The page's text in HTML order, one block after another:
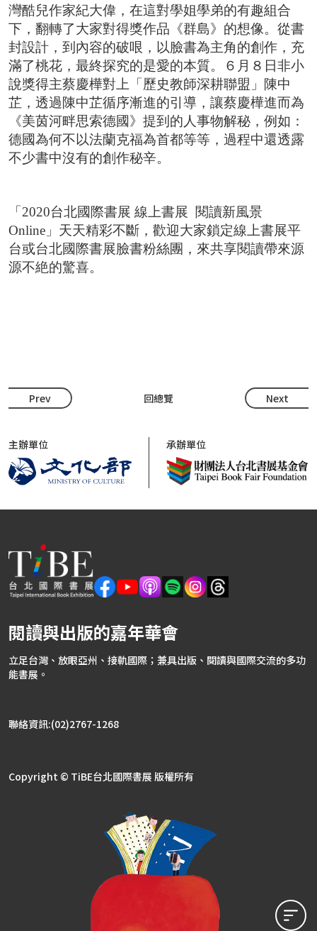
灣酷兒作家紀大偉，在這對學姐學弟的有趣組合
下，翻轉了大家對得獎作品《群島》的想像。從書
封設計，到內容的破哏，以臉書為主角的創作，充
滿了桃花，最終探究的是愛的本質。６月８日非小
說獎得主蔡慶樺對上「歷史教師深耕聯盟」陳中
芷，透過陳中芷循序漸進的引導，讓蔡慶樺進而為
《美茵河畔思索德國》提到的人事物解秘，例如：
德國為何不以法蘭克福為首都等等，過程中還透露
不少書中沒有的創作秘辛。
「2020台北國際書展 線上書展 閱讀新風景
Online」天天精彩不斷，歡迎大家鎖定線上書展平
台或台北國際書展臉書粉絲團，來共享閱讀帶來源
源不絶的驚喜。
Prev 回總覽 Next
主辦單位 承辦單位
閱讀與出版的嘉年華會
立足台灣、放眼亞州、接軌國際；兼具出版、閱讀與國際交流的多功
能書展。
聯絡資訊:(02)2767-1268
Copyright © TiBE台北國際書展 版權所有